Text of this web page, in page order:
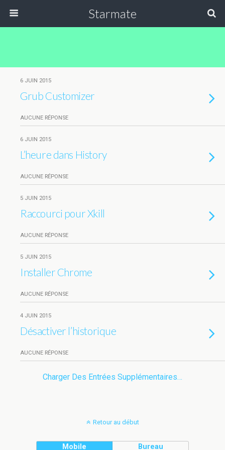
Starmate
6 JUIN 2015
Grub Customizer
AUCUNE RÉPONSE
6 JUIN 2015
L’heure dans History
AUCUNE RÉPONSE
5 JUIN 2015
Raccourci pour Xkill
AUCUNE RÉPONSE
5 JUIN 2015
Installer Chrome
AUCUNE RÉPONSE
4 JUIN 2015
Désactiver l’historique
AUCUNE RÉPONSE
Charger Des Entrées Supplémentaires…
Retour au début
Mobile Bureau